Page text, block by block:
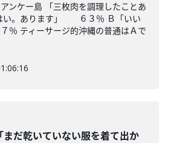
ンケー島 「三枚肉を調理したことあ
い。あります」 ６３％ Ｂ「いい
％ ティーサージ的沖縄の普通はＡで
「まだ乾いていない服を着て出か